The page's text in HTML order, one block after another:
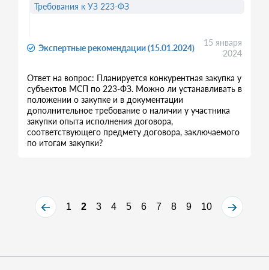
Экспертные рекомендации (15.01.2024)
15 января
2024
Ответ на вопрос: Планируется конкурентная закупка у
субъектов МСП по 223-ФЗ. Можно ли устанавливать в
положении о закупке и в документации
дополнительное требование о наличии у участника
закупки опыта исполнения договора,
соответствующего предмету договора, заключаемого
по итогам закупки?
Требования к УЗ 223-ФЗ
1 2 3 4 5 6 7 8 9 10